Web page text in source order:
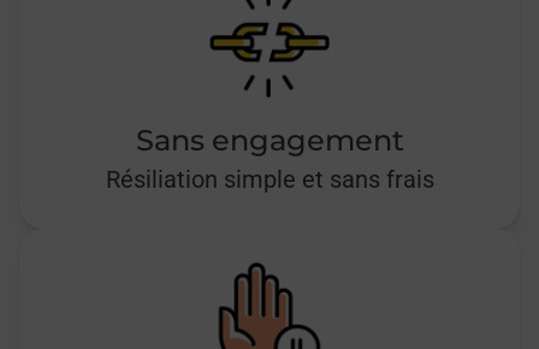
Sans engagement
Résiliation simple et sans frais